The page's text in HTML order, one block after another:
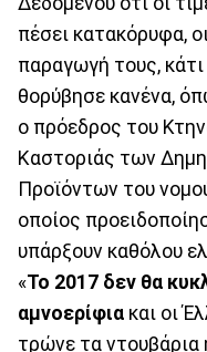
πέσει κατακόρυφα,
παραγωγή τους,
θορύβησε κανένα,
ο πρόεδρος του
Καστοριάς των
Προϊόντων του
οποίος
υπάρξουν καθόλου
«Το 2017 δεν θα
αμνοερίφια και οι
τρώνε τα ντουβάρια